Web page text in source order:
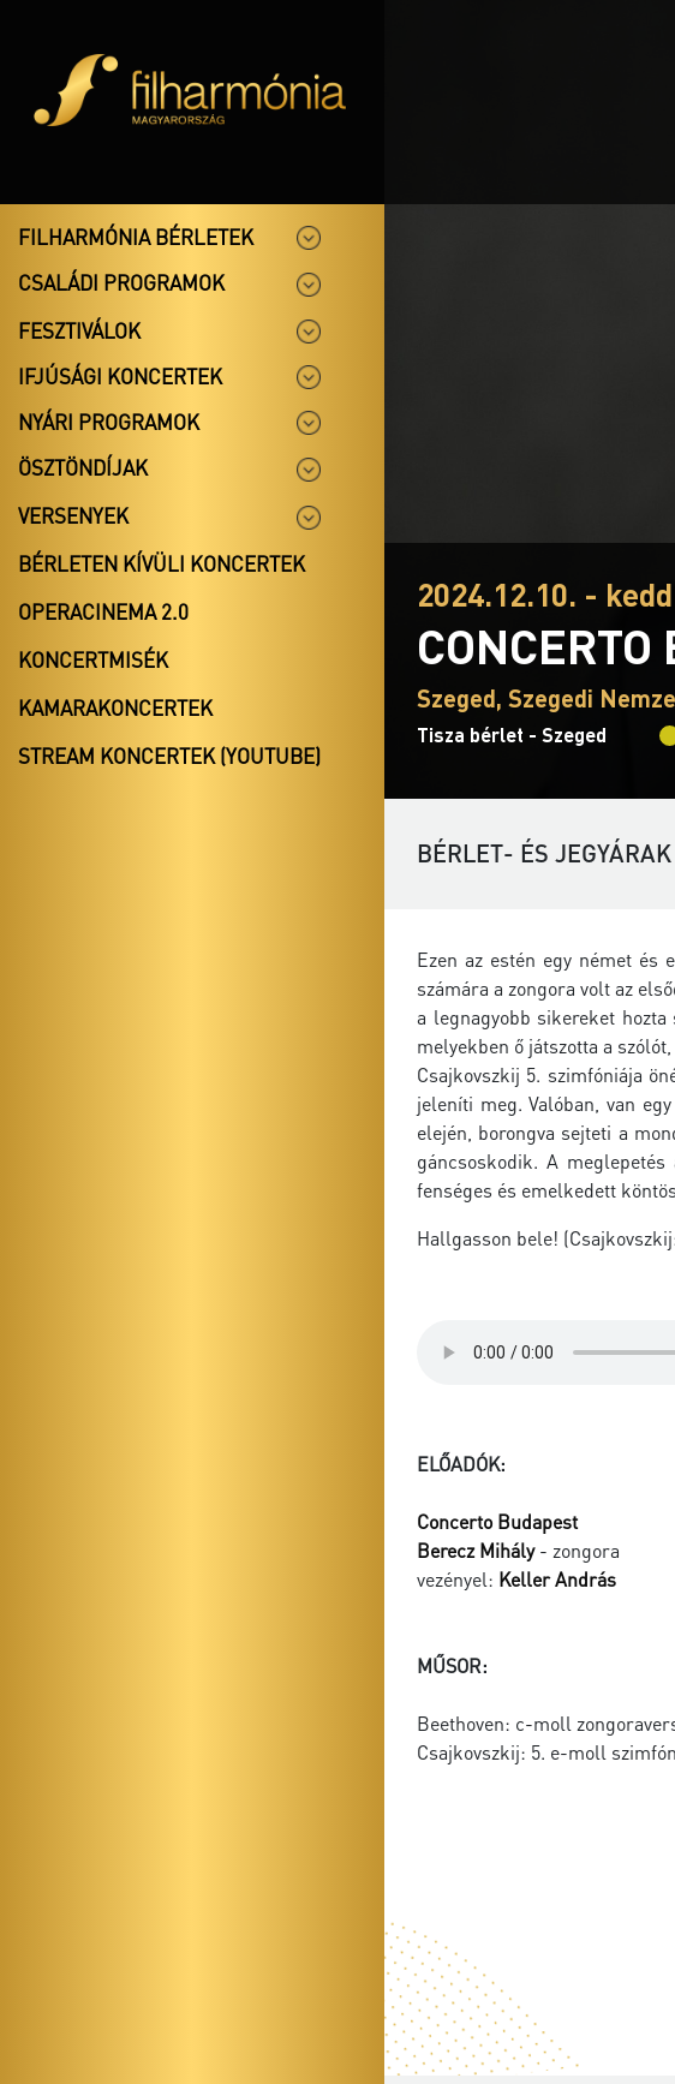
FILHARMÓNIA BÉRLETEK
CSALÁDI PROGRAMOK
FESZTIVÁLOK
IFJÚSÁGI KONCERTEK
NYÁRI PROGRAMOK
ÖSZTÖNDÍJAK
VERSENYEK
BÉRLETEN KÍVÜLI KONCERTEK
OPERACINEMA 2.0
KONCERTMISÉK
KAMARAKONCERTEK
STREAM KONCERTEK (YOUTUBE)
2024.12.10. -
Szeged, Szegedi
Tisza bérlet - Szeged
BÉRLET- ÉS JEGYÁRAK
Ezen az estén egy német és
számára a zongora volt az
a legnagyobb sikereket
melyekben ő játszotta a
Csajkovszkij 5. szimfóniája
jeleníti meg. Valóban, van
elején, borongva sejteti a
gáncsoskodik. A
fenséges és emelkedett
Hallgasson bele!
ELŐADÓK:
Concerto Budapest
Berecz Mihály- zongora
vezényel: Keller András
MŰSOR:
Beethoven: c-moll
Csajkovszkij: 5. e-moll